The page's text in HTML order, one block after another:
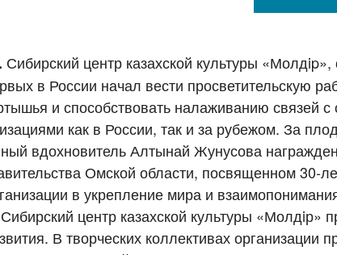
Сибирский центр казахской культуры
в России начал вести просветительскую
и способствовать налаживанию связей с
как в России, так и за рубежом. За
вдохновитель Алтынай Жунусова
Омской области, посвященном 30-
в укрепление мира и
центр казахской культуры «Молдiр»
В творческих коллективах организации